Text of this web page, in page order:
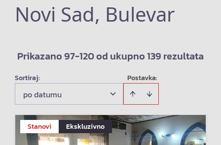
Novi Sad, Bulevar
Prikazano 97-120 od ukupno 139 rezultata
Postavka:
Sortiraj:
po datumu
Stanovi Ekskluzivno